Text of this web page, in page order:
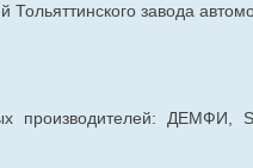
Тольяттинского завода
производителей: ДЕМФИ,